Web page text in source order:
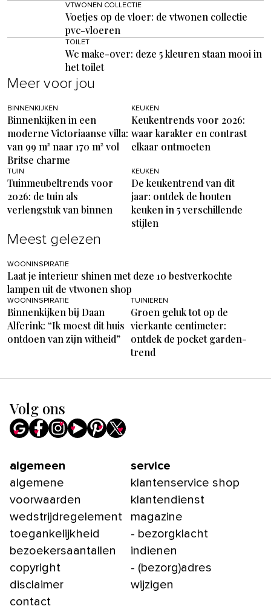
VTWONEN COLLECTIE
Voetjes op de vloer: de vtwonen collectie
pvc-vloeren
TOILET
Wc make-over: deze 5 kleuren staan mooi in
het toilet
Meer voor jou
BINNENKIJKEN
Binnenkijken in een
moderne Victoriaanse villa:
van 99 m² naar 170 m² vol
Britse charme
KEUKEN
Keukentrends voor 2026:
waar karakter en contrast
elkaar ontmoeten
TUIN
Tuinmeubeltrends voor
2026: de tuin als
verlengstuk van binnen
KEUKEN
De keukentrend van dit
jaar: ontdek de houten
keuken in 5 verschillende
stijlen
Meest gelezen
WOONINSPIRATIE
Laat je interieur shinen met deze 10 bestverkochte
lampen uit de vtwonen shop
WOONINSPIRATIE
Binnenkijken bij Daan
Alferink: “Ik moest dit huis
ontdoen van zijn witheid”
TUINIEREN
Groen geluk tot op de
vierkante centimeter:
ontdek de pocket garden-
trend
Volg ons
algemeen
algemene
voorwaarden
wedstrijdregelement
toegankelijkheid
bezoekersaantallen
copyright
disclaimer
contact
service
klantenservice shop
klantendienst
magazine
- bezorgklacht
indienen
- (bezorg)adres
wijzigen